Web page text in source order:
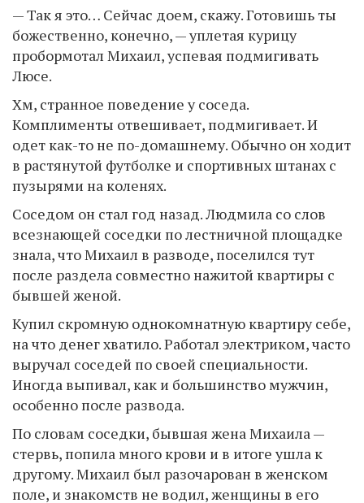
— Так я это… Сейчас доем, скажу. Готовишь ты
божественно, конечно, — уплетая курицу
пробормотал Михаил, успевая подмигивать
Люсе.
Хм, странное поведение у соседа.
Комплименты отвешивает, подмигивает. И
одет как-то не по-домашнему. Обычно он ходит
в растянутой футболке и спортивных штанах с
пузырями на коленях.
Соседом он стал год назад. Людмила со слов
всезнающей соседки по лестничной площадке
знала, что Михаил в разводе, поселился тут
после раздела совместно нажитой квартиры с
бывшей женой.
Купил скромную однокомнатную квартиру себе,
на что денег хватило. Работал электриком, часто
выручал соседей по своей специальности.
Иногда выпивал, как и большинство мужчин,
особенно после развода.
По словам соседки, бывшая жена Михаила —
стервь, попила много крови и в итоге ушла к
другому. Михаил был разочарован в женском
поле, и знакомств не водил, женщины в его